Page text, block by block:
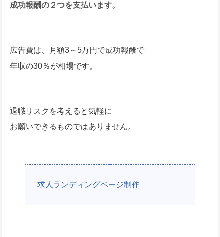
成功報酬の２つを支払います。
広告費は、月額3～5万円で成功報酬で
年収の30％が相場です。
退職リスクを考えると気軽に
お願いできるものではありません。
求人ランディングページ制作